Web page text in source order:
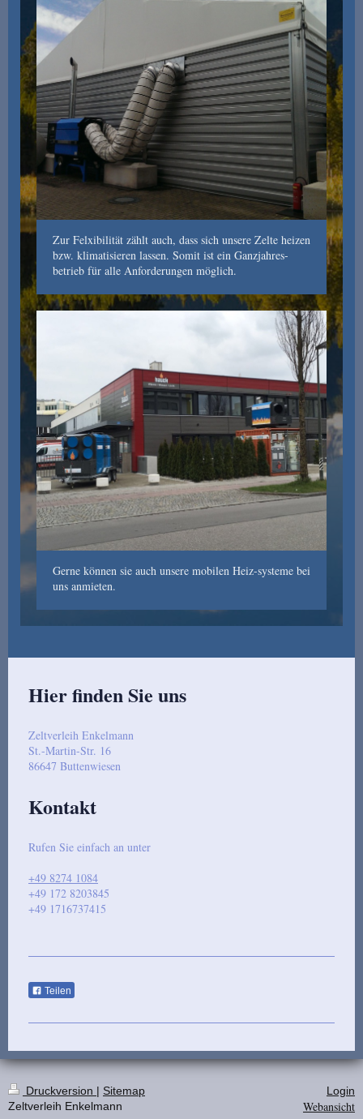
Zur Felxibilität zählt auch, dass sich unsere Zelte heizen
bzw. klimatisieren lassen. Somit ist ein Ganzjahres-
betrieb für alle Anforderungen möglich.
Gerne können sie auch unsere mobilen Heiz-systeme bei
uns anmieten.
Hier finden Sie uns
Zeltverleih Enkelmann
St.-Martin-Str. 16
86647 Buttenwiesen
Kontakt
Rufen Sie einfach an unter
+49 8274 1084
+49 172 8203845
+49 1716737415
Teilen
Druckversion | Sitemap
Zeltverleih Enkelmann
Login
Webansicht